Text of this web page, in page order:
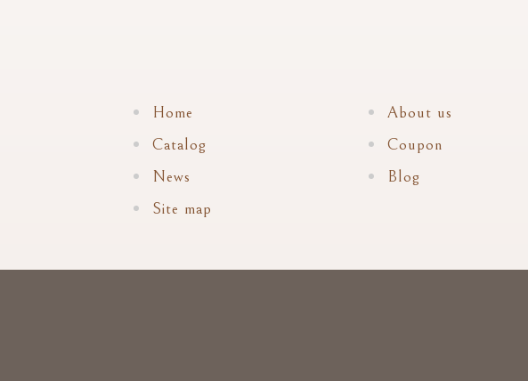
Home About us
Catalog
Coupon
News
Blog
Site map